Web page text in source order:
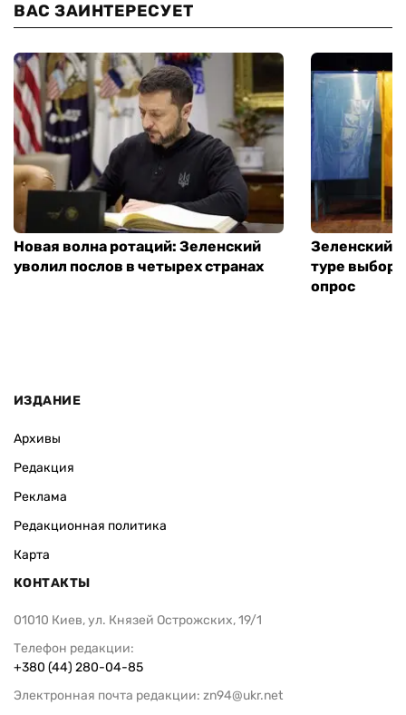
ВАС ЗАИНТЕРЕСУЕТ
Новая волна ротаций: Зеленский
уволил послов в четырех странах
Зеленский
туре
опрос
ИЗДАНИЕ
Архивы
Редакция
Реклама
Редакционная политика
Карта
КОНТАКТЫ
01010 Киев, ул. Князей Острожских, 19/1
Телефон редакции:
+380 (44) 280-04-85
Электронная почта редакции: zn94@ukr.net